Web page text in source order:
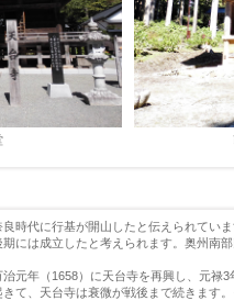
堂 改修後の天
時代に行基が開山したと伝えられてい
には成立したと考えられます。奥州南
元年（1658）に天台寺を再興し、元禄3
て、天台寺は衰微が戦後まで続きます